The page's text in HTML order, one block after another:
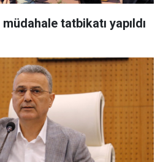
tatbikatı yapıldı